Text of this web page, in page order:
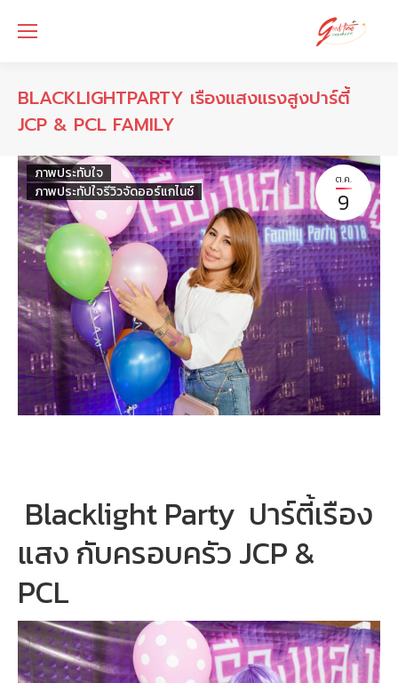
ิBLACKLIGHTPARTY เรืองแสงแรงสูงปาร์ตี้
JCP & PCL FAMILY
ต.ค.
9
ภาพประทับใจ
ภาพประทัปใจรีวิวจัดออร์แกไนซ์
Blacklight Party ปาร์ตี้เรือง
แสง กับครอบครัว JCP &
PCL